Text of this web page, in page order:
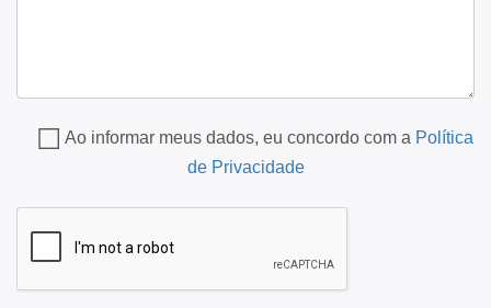
Ao informar meus dados, eu concordo com a Política
de Privacidade